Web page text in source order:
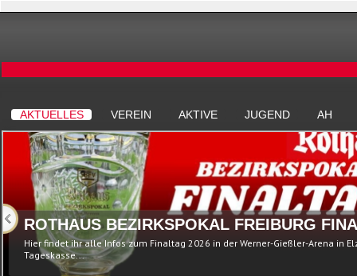
AKTUELLES VEREIN AKTIVE JUGEND AH
ROTHAUS BEZIRKSPOKAL FREIBURG
Hier findet ihr alle Infos zum Finaltag 2026 in der Werner-Gießler-Arena in
Tageskasse...